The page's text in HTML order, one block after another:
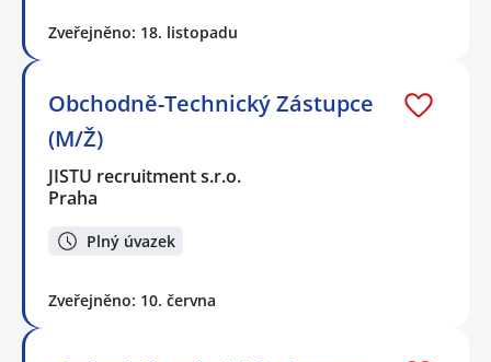
Zveřejněno: 18. listopadu
Obchodně-Technický Zástupce
(M/Ž)
JISTU recruitment s.r.o.
Praha
Plný úvazek
Zveřejněno: 10. června